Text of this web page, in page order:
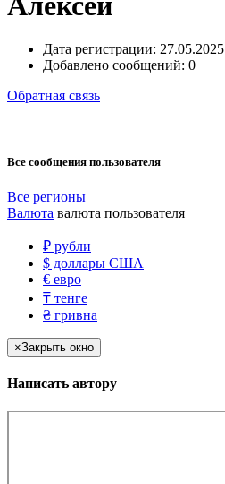
Дата регистрации: 27.05.2025
Добавлено сообщений: 0
Обратная связь
Все сообщения пользователя
Все регионы
Валюта валюта пользователя
₽ рубли
$ доллары США
€ евро
₸ тенге
₴ гривна
×Закрыть окно
Написать автору